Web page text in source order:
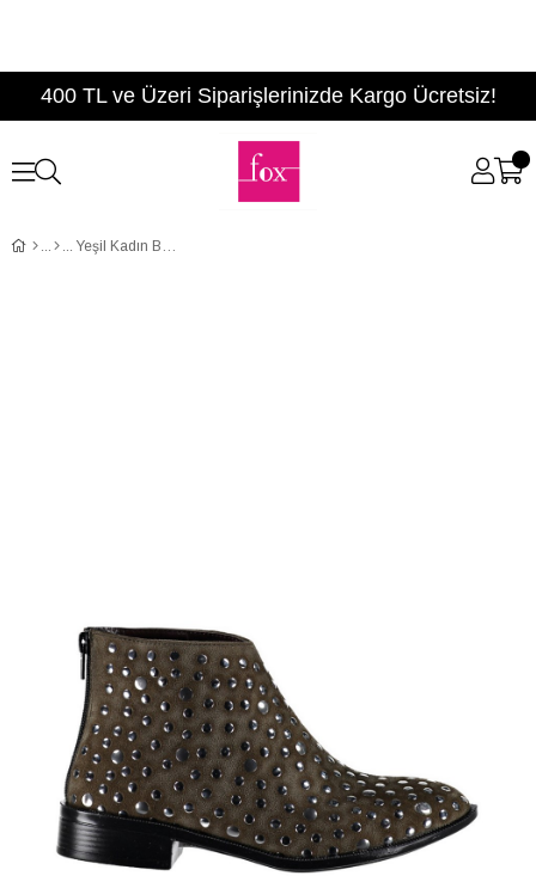
400 TL ve Üzeri Siparişlerinizde Kargo Ücretsiz!
Yeşil Kadın Bot C820281002